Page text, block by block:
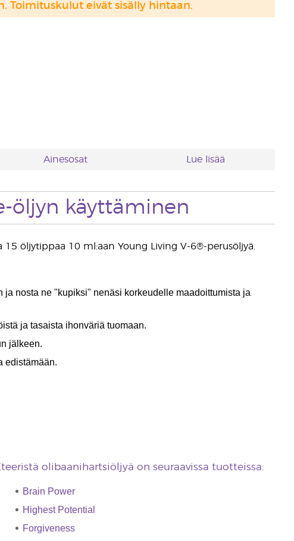
Toimituskulut eivät sisälly hintaan.
Ainesosat Lue lisää
öljyn käyttäminen
öljytippaa 10 ml:aan Young Living V-6®-perusöljyä.
nosta ne "kupiksi" nenäsi korkeudelle maadoittumista ja
ja tasaista ihonväriä tuomaan.
jälkeen.
edistämään.
olibaanihartsiöljyä on seuraavissa tuotteissa:
Brain Power
Highest Potential
Forgiveness